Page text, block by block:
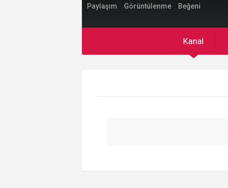
Paylaşım Görüntülenme Beğeni
Kanal